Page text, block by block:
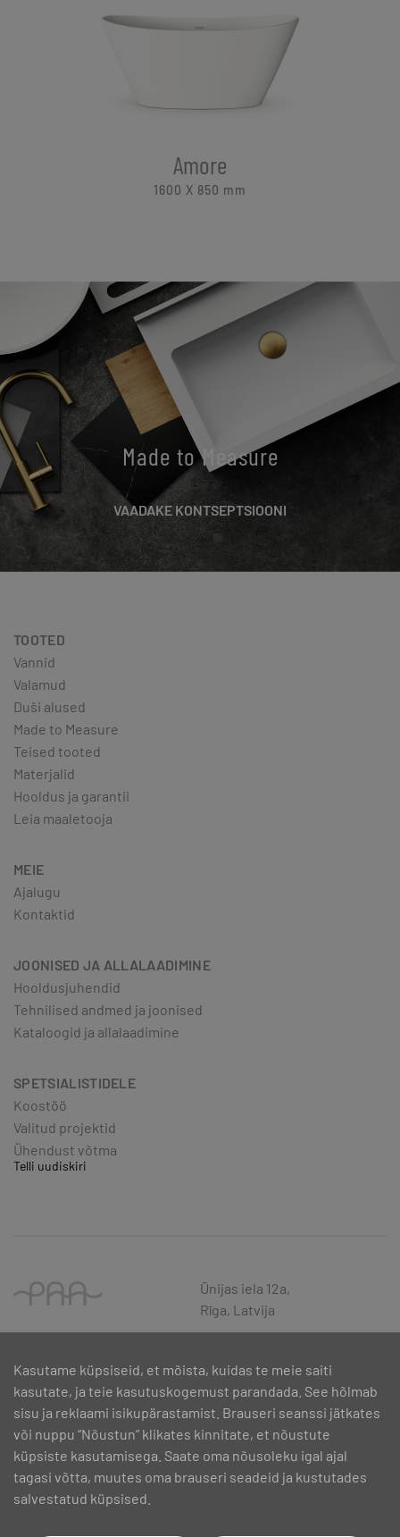
Amore
1600 X 850 mm
Made to Measure
VAADAKE KONTSEPTSIOONI
TOOTED
Vannid
Valamud
Duši alused
Made to Measure
Teised tooted
Materjalid
Hooldus ja garantii
Leia maaletooja
MEIE
Ajalugu
Kontaktid
JOONISED JA ALLALAADIMINE
Hooldusjuhendid
Tehnilised andmed ja joonised
Kataloogid ja allalaadimine
SPETSIALISTIDELE
Koostöö
Valitud projektid
Ühendust võtma
Telli uudiskiri
Ūnijas iela 12a,
Rīga, Latvija
Kasutame küpsiseid, et mõista, kuidas te meie saiti
kasutate, ja teie kasutuskogemust parandada. See hõlmab
sisu ja reklaami isikupärastamist. Brauseri seanssi jätkates
või nuppu “Nõustun” klikates kinnitate, et nõustute
küpsiste kasutamisega. Saate oma nõusoleku igal ajal
tagasi võtta, muutes oma brauseri seadeid ja kustutades
salvestatud küpsised.